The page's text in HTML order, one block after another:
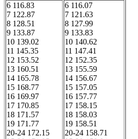
6 116.83
7 122.87
8 128.51
9 133.87
10 139.02
11 145.35
12 153.52
13 160.51
14 165.78
15 168.77
16 169.97
17 170.85
18 171.57
19 171.77
20-24 172.15
6 116.07
7 121.63
8 127.99
9 133.83
10 140.62
11 147.41
12 152.35
13 155.59
14 156.67
15 157.05
16 157.77
17 158.15
18 158.03
19 158.51
20-24 158.71